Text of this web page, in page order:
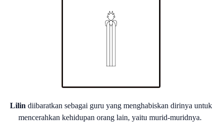
Lilin diibaratkan sebagai guru yang menghabiskan dirinya untuk
mencerahkan kehidupan orang lain, yaitu murid-muridnya.